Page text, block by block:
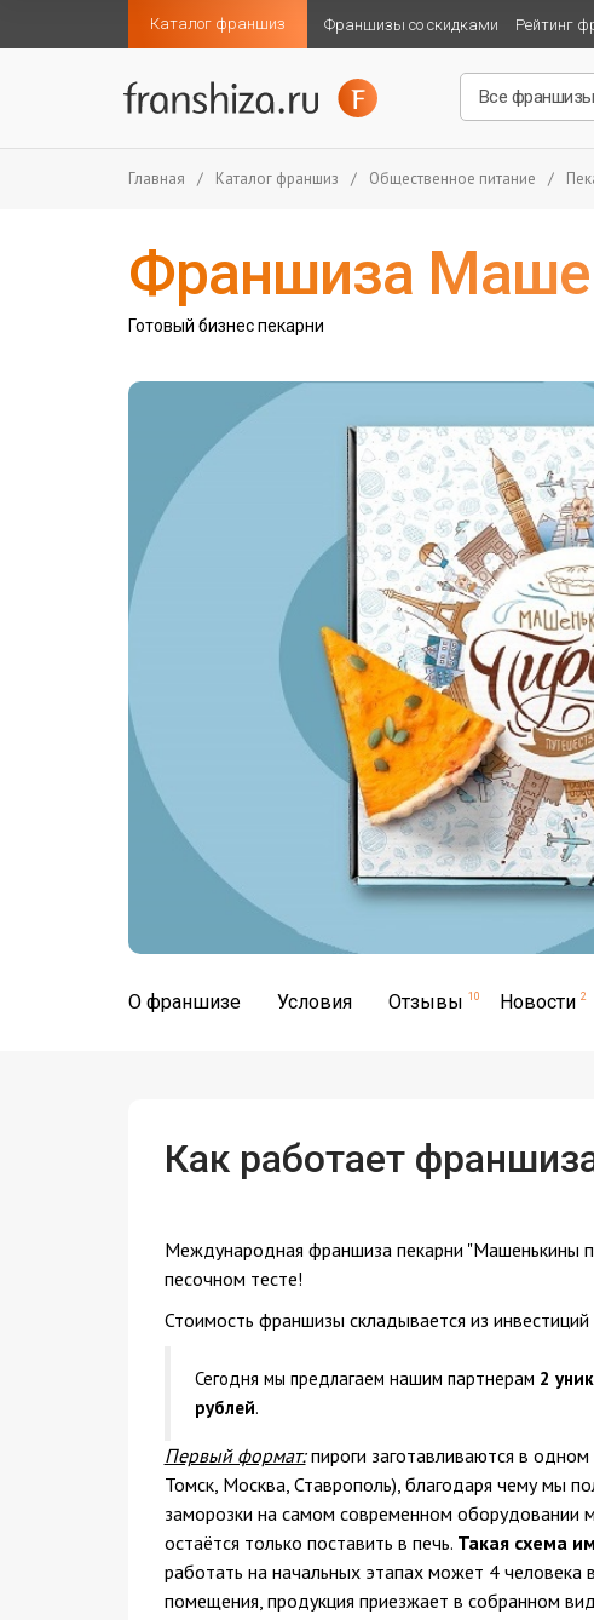
Каталог франшиз Франшизы со скидками Рейтинг
Главная / Каталог франшиз / Общественное питание /
Франшиза
Готовый бизнес пекарни
О франшизе Условия Отзывы 10 Новости 2
Как работает
Международная франшиза пекарни "Машенькины
песочном тесте!
Стоимость франшизы складывается из
Сегодня мы предлагаем нашим партнерам 2
рублей.
Первый формат:пироги заготавливаются в
Томск, Москва, Ставрополь), благодаря чему мы
заморозки на самом современном оборудовании
остаётся только поставить в печь. Такая схема
работать на начальных этапах может 4 человека
помещения, продукция приезжает в собранном